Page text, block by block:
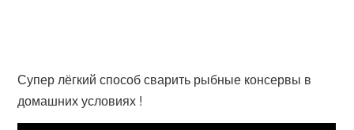
Супер лёгкий способ сварить рыбные консервы в
домашних условиях !